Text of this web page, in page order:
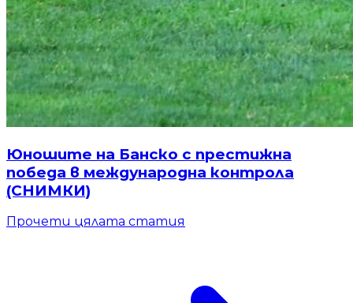
Юношите на Банско с престижна
победа в международна контрола
(СНИМКИ)
Прочети цялата статия